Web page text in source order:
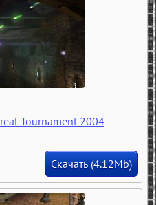
Tournament 2004
Скачать (4.12Mb)